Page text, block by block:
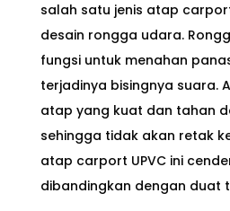
salah satu jenis atap
desain rongga udara.
fungsi untuk menahan
terjadinya bisingnya suara.
atap yang kuat dan tahan
sehingga tidak akan retak
atap carport UPVC ini
dibandingkan dengan duat